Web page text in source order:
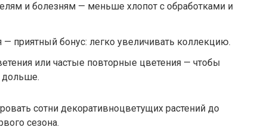
и болезням — меньше хлопот с обработками и
приятный бонус: легко увеличивать коллекцию.
или частые повторные цветения — чтобы
дольше.
сотни декоративноцветущих растений до
сезона.